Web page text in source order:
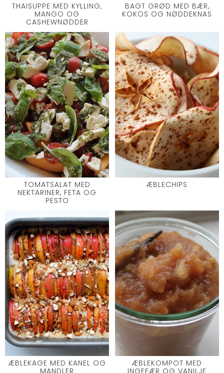
THAISUPPE MED KYLLING,
MANGO OG
CASHEWNØDDER
BAGT GRØD MED BÆR,
KOKOS OG NØDDEKNAS
TOMATSALAT MED
NEKTARINER, FETA OG
PESTO
ÆBLECHIPS
ÆBLEKAGE MED KANEL OG
ÆBLEKOMPOT MED